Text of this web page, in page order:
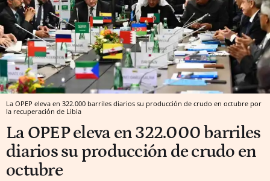
La OPEP eleva en 322.000 barriles diarios su producción de crudo en octubre por
la recuperación de Libia
La OPEP eleva en 322.000 barriles
diarios su producción de crudo en
octubre